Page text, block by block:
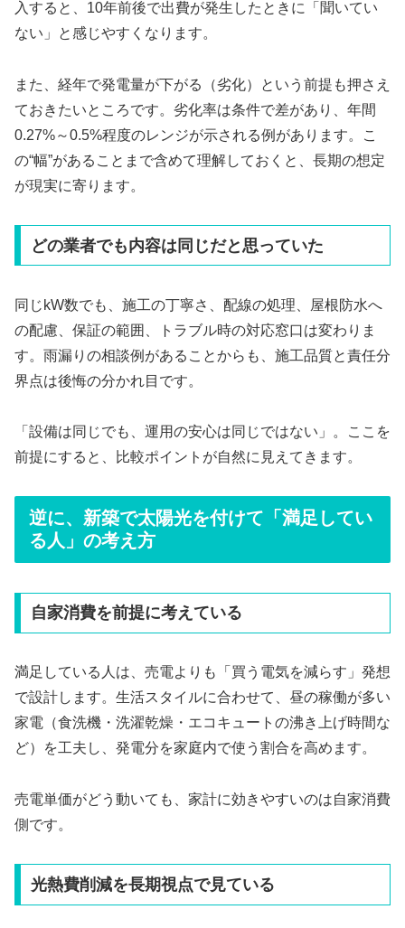
入すると、10年前後で出費が発生したときに「聞いてい
ない」と感じやすくなります。
また、経年で発電量が下がる（劣化）という前提も押さえ
ておきたいところです。劣化率は条件で差があり、年間
0.27%～0.5%程度のレンジが示される例があります。こ
の“幅”があることまで含めて理解しておくと、長期の想定
が現実に寄ります。
どの業者でも内容は同じだと思っていた
同じkW数でも、施工の丁寧さ、配線の処理、屋根防水へ
の配慮、保証の範囲、トラブル時の対応窓口は変わりま
す。雨漏りの相談例があることからも、施工品質と責任分
界点は後悔の分かれ目です。
「設備は同じでも、運用の安心は同じではない」。ここを
前提にすると、比較ポイントが自然に見えてきます。
逆に、新築で太陽光を付けて「満足してい
る人」の考え方
自家消費を前提に考えている
満足している人は、売電よりも「買う電気を減らす」発想
で設計します。生活スタイルに合わせて、昼の稼働が多い
家電（食洗機・洗濯乾燥・エコキュートの沸き上げ時間な
ど）を工夫し、発電分を家庭内で使う割合を高めます。
売電単価がどう動いても、家計に効きやすいのは自家消費
側です。
光熱費削減を長期視点で見ている